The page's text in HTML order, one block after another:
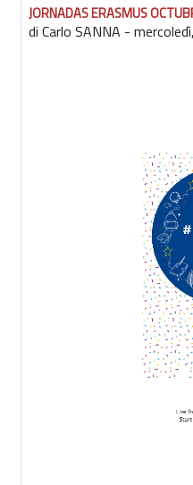
JORNADAS ERASMUS
di Carlo SANNA -